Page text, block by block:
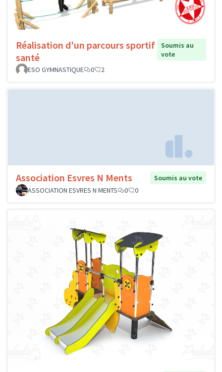
Réalisation d'un parcours sportif
santé
Soumis au
vote
ESO GYMNASTIQUE
0 2
Association Esvres N Ments
Soumis au vote
ASSOCIATION ESVRES N MENTS
0 0